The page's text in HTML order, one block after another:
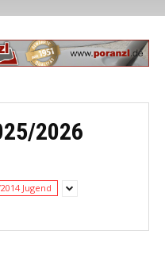
2026
Jugend